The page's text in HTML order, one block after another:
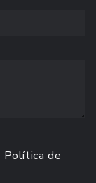
Política de